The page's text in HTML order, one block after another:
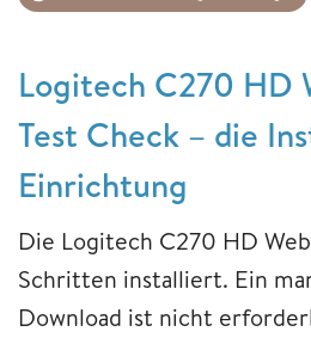
Logitech C270 HD
Test Check – die
Einrichtung
Die Logitech C270 HD
Schritten installiert. Ein
Download ist nicht